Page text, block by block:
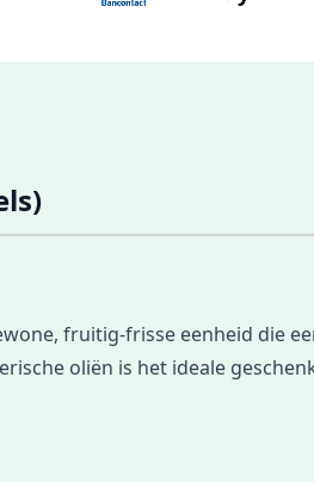
fruitig-frisse eenheid die
oliën is het ideale